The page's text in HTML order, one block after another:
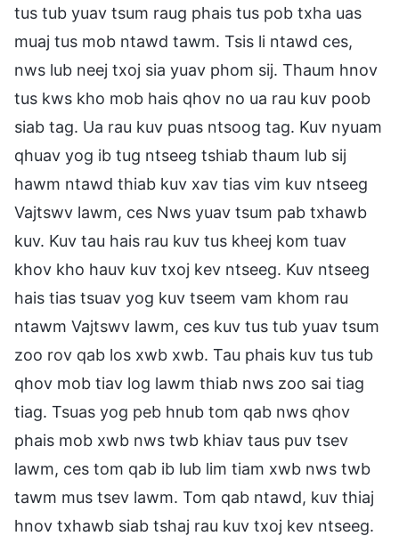
tus tub yuav tsum raug phais tus pob txha uas
muaj tus mob ntawd tawm. Tsis li ntawd ces,
nws lub neej txoj sia yuav phom sij. Thaum hnov
tus kws kho mob hais qhov no ua rau kuv poob
siab tag. Ua rau kuv puas ntsoog tag. Kuv nyuam
qhuav yog ib tug ntseeg tshiab thaum lub sij
hawm ntawd thiab kuv xav tias vim kuv ntseeg
Vajtswv lawm, ces Nws yuav tsum pab txhawb
kuv. Kuv tau hais rau kuv tus kheej kom tuav
khov kho hauv kuv txoj kev ntseeg. Kuv ntseeg
hais tias tsuav yog kuv tseem vam khom rau
ntawm Vajtswv lawm, ces kuv tus tub yuav tsum
zoo rov qab los xwb xwb. Tau phais kuv tus tub
qhov mob tiav log lawm thiab nws zoo sai tiag
tiag. Tsuas yog peb hnub tom qab nws qhov
phais mob xwb nws twb khiav taus puv tsev
lawm, ces tom qab ib lub lim tiam xwb nws twb
tawm mus tsev lawm. Tom qab ntawd, kuv thiaj
hnov txhawb siab tshaj rau kuv txoj kev ntseeg.